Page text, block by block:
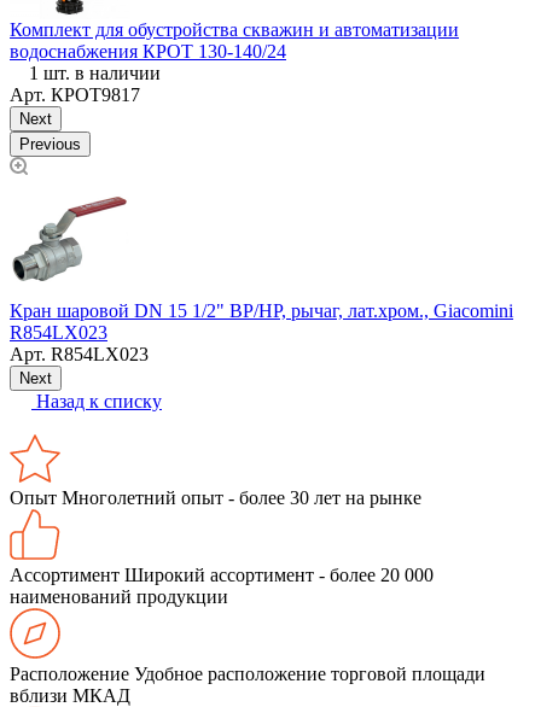
Комплект для обустройства скважин и автоматизации
водоснабжения КРОТ 130-140/24
1 шт. в наличии
Арт. КРОТ9817
Next
Previous
Кран шаровой DN 15 1/2" ВР/НР, рычаг, лат.хром., Giacomini
R854LX023
Арт. R854LX023
Next
Назад к списку
Опыт Многолетний опыт - более 30 лет на рынке
Ассортимент Широкий ассортимент - более 20 000
наименований продукции
Расположение Удобное расположение торговой площади
вблизи МКАД